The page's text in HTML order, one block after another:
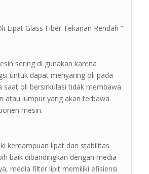
Lipat Glass Fiber Tekanan Rendah ”
sering di gunakan karena
untuk dapat menyaring oli pada
saat oli bersirkulasi tidak membawa
atau lumpur yang akan terbawa
mesin.
kemampuan lipat dan stabilitas
baik dibandingkan dengan media
media filter lipit memiliki efisiensi